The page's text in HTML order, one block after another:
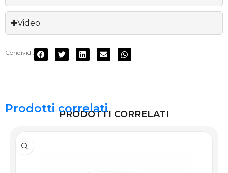
Video
Condividi:
PRODOTTI CORRELATI
Prodotti correlati